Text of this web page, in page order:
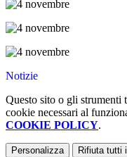
Notizie
Questo sito o gli strumenti
cookie necessari al
COOKIE POLICY.
Personalizza Rifiuta tutti